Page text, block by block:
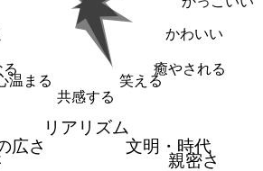
かわいい
癒やされる
笑える
共感する
温まる
リアリズム
文明・時代
親密さ
広さ